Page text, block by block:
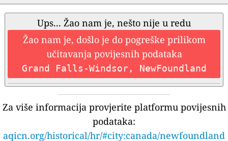
Ups... Žao nam je, nešto nije u redu
Žao nam je, došlo je do pogreške prilikom
učitavanja povijesnih podataka
Grand Falls-Windsor, NewFoundland
Za više informacija provjerite platformu povijesnih
podataka:
aqicn.org/historical/hr/#city:canada/newfoundland